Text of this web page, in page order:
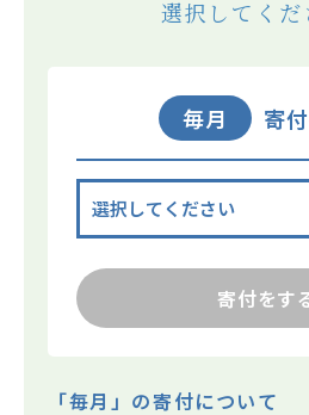
選択してくだ
毎月 寄
寄付をす
「毎月」の寄付について